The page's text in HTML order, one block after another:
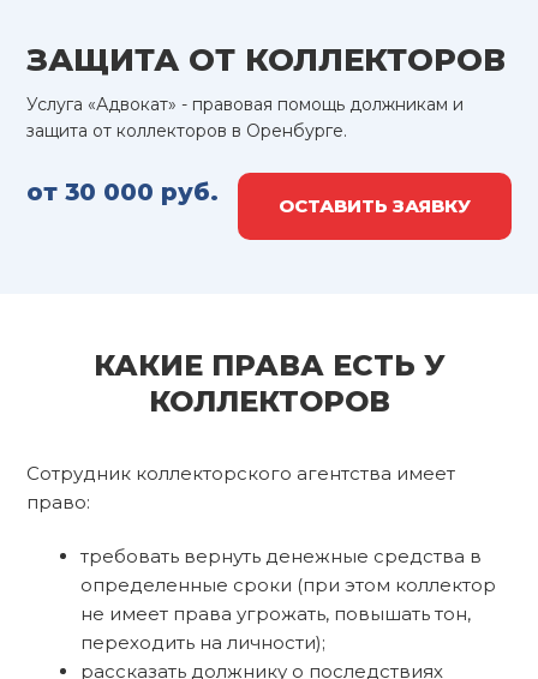
ЗАЩИТА ОТ КОЛЛЕКТОРОВ
Услуга «Адвокат» - правовая помощь должникам и
защита от коллекторов в Оренбурге.
от 30 000 руб. ОСТАВИТЬ ЗАЯВКУ
КАКИЕ ПРАВА ЕСТЬ У
КОЛЛЕКТОРОВ
Сотрудник коллекторского агентства имеет
право:
требовать вернуть денежные средства в
определенные сроки (при этом коллектор
не имеет права угрожать, повышать тон,
переходить на личности);
рассказать должнику о последствиях